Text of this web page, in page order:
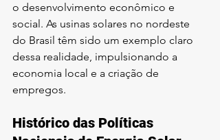
o desenvolvimento econômico e
social. As usinas solares no nordeste
do Brasil têm sido um exemplo claro
dessa realidade, impulsionando a
economia local e a criação de
empregos.
Histórico das Políticas